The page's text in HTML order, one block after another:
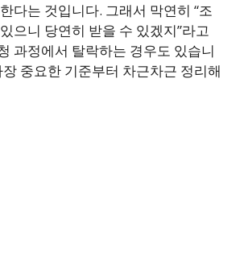
다는 것입니다. 그래서 막연히 “조
으니 당연히 받을 수 있겠지”라고
과정에서 탈락하는 경우도 있습니
중요한 기준부터 차근차근 정리해